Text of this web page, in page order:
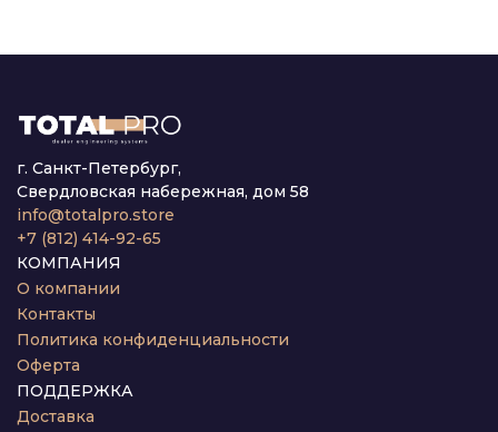
г. Санкт-Петербург,
Свердловская набережная, дом 58
info@totalpro.store
+7 (812) 414-92-65
КОМПАНИЯ
О компании
Контакты
Политика конфиденциальности
Оферта
ПОДДЕРЖКА
Доставка